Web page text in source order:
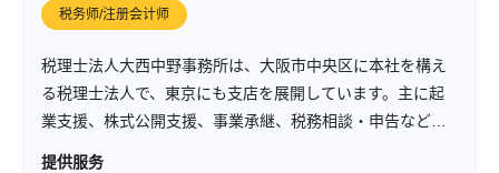
税务师/注册会计师
税理士法人大西中野事務所は、大阪市中央区に本社を構え
る税理士法人で、東京にも支店を展開しています。主に起
業支援、株式公開支援、事業承継、税務相談・申告など、
企業の成長と永続的繁栄を支援するコンサルティングサー
提供服务